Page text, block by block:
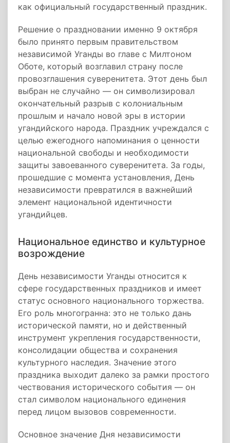
как официальный государственный праздник.
Решение о праздновании именно 9 октября
было принято первым правительством
независимой Уганды во главе с Милтоном
Оботе, который возглавил страну после
провозглашения суверенитета. Этот день был
выбран не случайно — он символизировал
окончательный разрыв с колониальным
прошлым и начало новой эры в истории
угандийского народа. Праздник учреждался с
целью ежегодного напоминания о ценности
национальной свободы и необходимости
защиты завоеванного суверенитета. За годы,
прошедшие с момента установления, День
независимости превратился в важнейший
элемент национальной идентичности
угандийцев.
Национальное единство и культурное
возрождение
День независимости Уганды относится к
сфере государственных праздников и имеет
статус основного национального торжества.
Его роль многогранна: это не только дань
исторической памяти, но и действенный
инструмент укрепления государственности,
консолидации общества и сохранения
культурного наследия. Значение этого
праздника выходит далеко за рамки простого
чествования исторического события — он
стал символом национального единения
перед лицом вызовов современности.
Основное значение Дня независимости